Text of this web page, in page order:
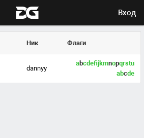
Вход
Ник Флаги
dannyy
abcdefjkmnopqrstu
abcde